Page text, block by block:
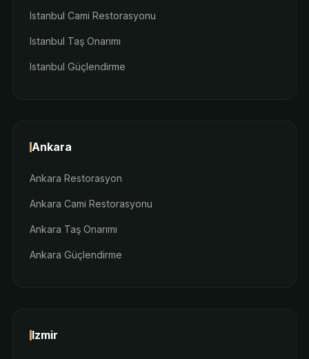
Istanbul Cami Restorasyonu
Istanbul Taş Onarımı
Istanbul Güçlendirme
Ankara
Ankara Restorasyon
Ankara Cami Restorasyonu
Ankara Taş Onarımı
Ankara Güçlendirme
Izmir